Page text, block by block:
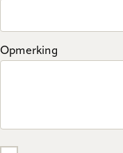
Opmerking